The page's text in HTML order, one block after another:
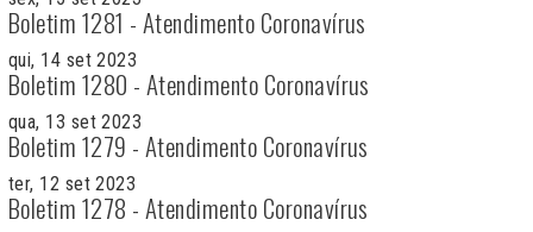
Boletim 1281 - Atendimento Coronavírus
qui, 14 set 2023
Boletim 1280 - Atendimento Coronavírus
qua, 13 set 2023
Boletim 1279 - Atendimento Coronavírus
ter, 12 set 2023
Boletim 1278 - Atendimento Coronavírus